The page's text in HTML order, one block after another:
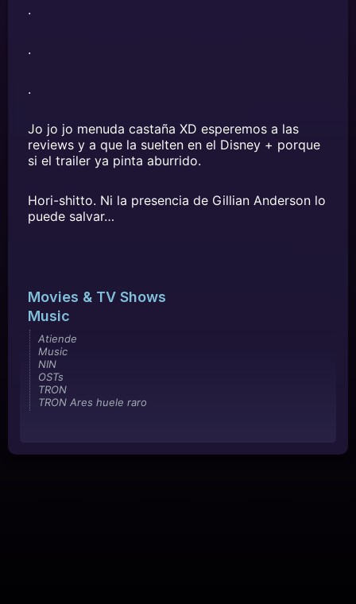
.
.
.
Jo jo jo menuda castaña XD esperemos a las
reviews y a que la suelten en el Disney + porque
si el trailer ya pinta aburrido.
Hori-shitto. Ni la presencia de Gillian Anderson lo
puede salvar…
Movies & TV Shows
Music
Atiende
Music
NIN
OSTs
TRON
TRON Ares huele raro